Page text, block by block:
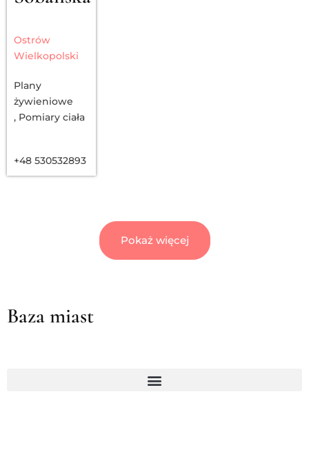
Ostrów
Wielkopolski
Plany
żywieniowe
, Pomiary ciała
+48 530532893
Pokaż więcej
Baza miast